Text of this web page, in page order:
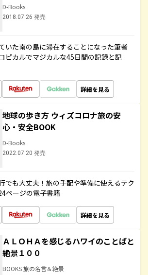
D-Books
2018.07.26 発売
いた南の島に滞在することになった筆者
ピカルでマジカルな45日間の記録と記
詳細を見る
地球の歩き方 ウィズコロナ旅の安
心・安全BOOK
D-Books
2022.07.20 発売
でも大丈夫！旅の手配や準備に使えるテク
ページの電子書籍
詳細を見る
ＡＬＯＨＡを感じるハワイのことばと
絶景１００
BOOKS 旅の名言＆絶景